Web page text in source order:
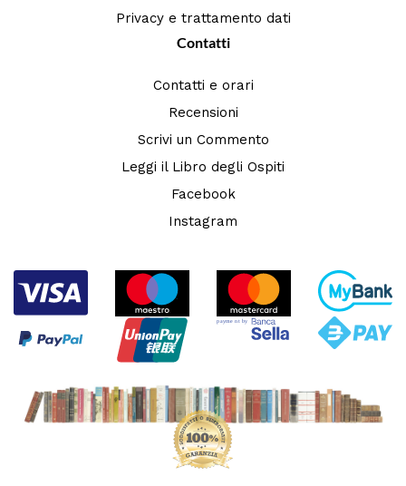
Privacy e trattamento dati
Contatti
Contatti e orari
Recensioni
Scrivi un Commento
Leggi il Libro degli Ospiti
Facebook
Instagram